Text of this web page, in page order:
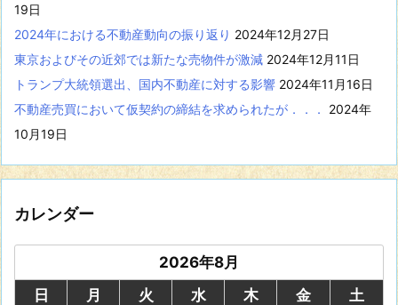
19日
2024年における不動産動向の振り返り 2024年12月27日
東京およびその近郊では新たな売物件が激減 2024年12月11日
トランプ大統領選出、国内不動産に対する影響 2024年11月16日
不動産売買において仮契約の締結を求められたが．．．
2024年
10月19日
カレンダー
2026年8月
日
月 火 水 木 金
土